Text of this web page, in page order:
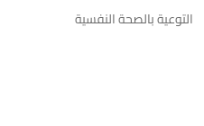
التوعية بالصحة النفسية